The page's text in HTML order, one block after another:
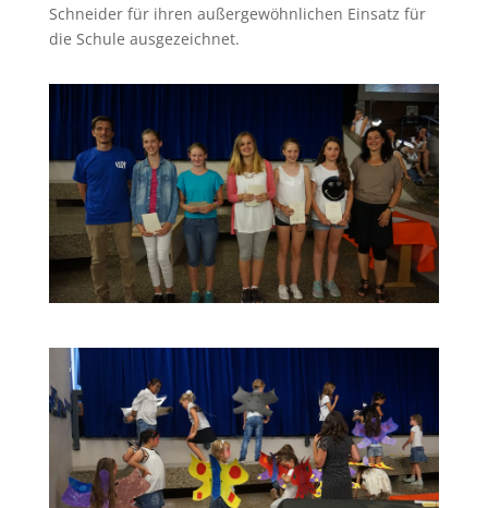
Schneider für ihren außergewöhnlichen Einsatz für
die Schule ausgezeichnet.